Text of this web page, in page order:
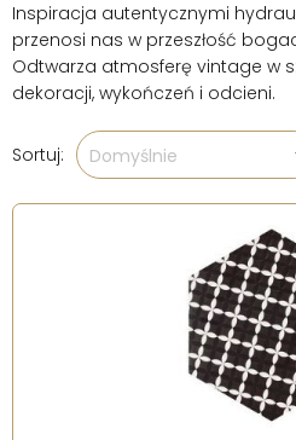
Inspiracja autentycznymi
przenosi nas w przeszłość
Odtwarza atmosferę vintage w
dekoracji, wykończeń i odcieni.
Sortuj: Domyślnie